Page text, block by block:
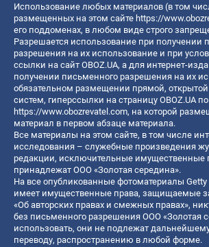
Использование любых материалов (в том
размещенных на этом сайте https://
его поддоменах, в любом виде строго
Разрешается использование при получении
разрешения на их использование и при
ссылки на сайт OBOZ.UA, а для интернет-
получении письменного разрешения на их
обязательном размещении прямой,
систем, гиперссылки на страницу OBOZ.UA
https://www.obozrevatel.com, на которой
материал в первом абзаце материала.
Все материалы на этом сайте, в том числе
исследования – служебные произведения
редакции, исключительные имущественные
принадлежат ООО «Золотая середина».
На все опубликованные фотоматериалы
имеет имущественные права, защищаемые
«Об авторских правах и смежных правах»,
без письменного разрешения ООО «Золотая
использовать, они не подлежат
переводу, распространению в любой форме.